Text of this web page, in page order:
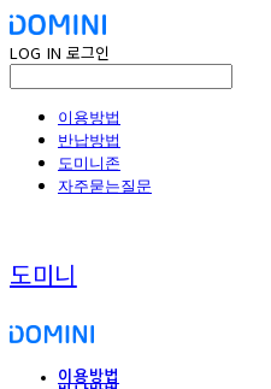
LOG IN 로그인
이용방법
반납방법
도미니존
자주묻는질문
도미니
이용방법